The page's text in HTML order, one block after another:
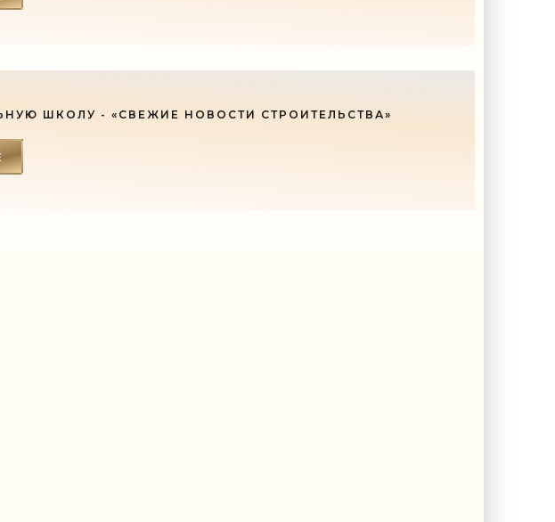
ШКОЛУ - «СВЕЖИЕ НОВОСТИ СТРОИТЕЛЬСТВА»